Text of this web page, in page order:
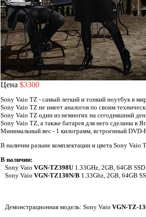
Цена $3300
Sony Vaio TZ - самый легкий и тонкий ноутбук в
Sony Vaio TZ не имеет аналогов по своим
Sony Vaio TZ один из немногих на сегодняшний
Sony Vaio TZ, а также батарея для него сделаны в
Минимальный вес - 1 килограмм, встроенный DVD-
В наличии разыне комплектации и цвета Sony Vaio
В наличии:
Sony Vaio VGN-TZ398U 1.33GHz, 2GB, 64GB
Sony Vaio VGN-TZ130N/B 1.33Ghz, 2GB, 64GB
Демонстрационная модель: Sony Vaio VGN-TZ-